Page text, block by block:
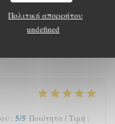
Πολιτική απορρήτου
undefined
: 5/5 Ποιότητα / Τιμή :